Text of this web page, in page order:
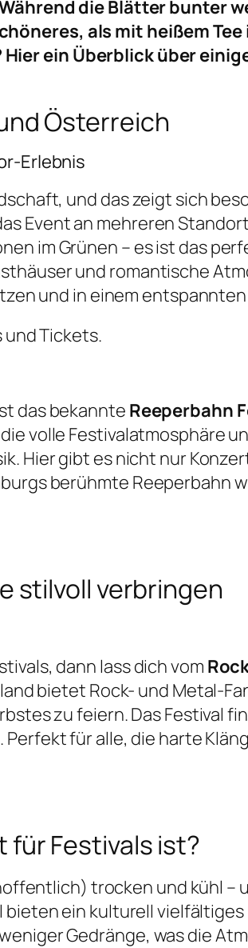
die Blätter bunter
als mit heißem
ein Überblick über
Österreich
Erlebnis
und das zeigt sich
Event an mehreren
im Grünen – es ist das
und romantische
und in einem
Tickets.
das bekannte Reeperbahn
volle Festivalatmosphäre
Hier gibt es nicht nur
berühmte Reeperbahn
stilvoll verbringen
dann lass dich vom
bietet Rock- und Metal-
zu feiern. Das Festival
für alle, die harte
für Festivals ist?
trocken und kühl –
ein kulturell
Gedränge, was die